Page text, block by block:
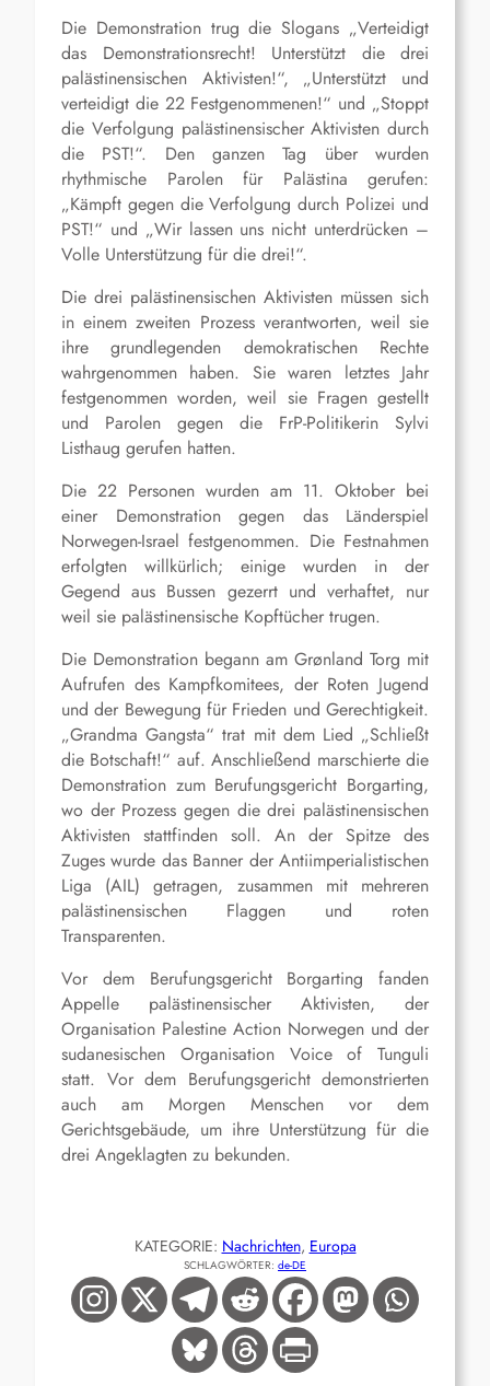
Die Demonstration trug die Slogans „Verteidigt
das Demonstrationsrecht! Unterstützt die drei
palästinensischen Aktivisten!“, „Unterstützt und
verteidigt die 22 Festgenommenen!“ und „Stoppt
die Verfolgung palästinensischer Aktivisten durch
die PST!“. Den ganzen Tag über wurden
rhythmische Parolen für Palästina gerufen:
„Kämpft gegen die Verfolgung durch Polizei und
PST!“ und „Wir lassen uns nicht unterdrücken –
Volle Unterstützung für die drei!“.
Die drei palästinensischen Aktivisten müssen sich
in einem zweiten Prozess verantworten, weil sie
ihre grundlegenden demokratischen Rechte
wahrgenommen haben. Sie waren letztes Jahr
festgenommen worden, weil sie Fragen gestellt
und Parolen gegen die FrP-Politikerin Sylvi
Listhaug gerufen hatten.
Die 22 Personen wurden am 11. Oktober bei
einer Demonstration gegen das Länderspiel
Norwegen-Israel festgenommen. Die Festnahmen
erfolgten willkürlich; einige wurden in der
Gegend aus Bussen gezerrt und verhaftet, nur
weil sie palästinensische Kopftücher trugen.
Die Demonstration begann am Grønland Torg mit
Aufrufen des Kampfkomitees, der Roten Jugend
und der Bewegung für Frieden und Gerechtigkeit.
„Grandma Gangsta“ trat mit dem Lied „Schließt
die Botschaft!“ auf. Anschließend marschierte die
Demonstration zum Berufungsgericht Borgarting,
wo der Prozess gegen die drei palästinensischen
Aktivisten stattfinden soll. An der Spitze des
Zuges wurde das Banner der Antiimperialistischen
Liga (AIL) getragen, zusammen mit mehreren
palästinensischen Flaggen und roten
Transparenten.
Vor dem Berufungsgericht Borgarting fanden
Appelle palästinensischer Aktivisten, der
Organisation Palestine Action Norwegen und der
sudanesischen Organisation Voice of Tunguli
statt. Vor dem Berufungsgericht demonstrierten
auch am Morgen Menschen vor dem
Gerichtsgebäude, um ihre Unterstützung für die
drei Angeklagten zu bekunden.
KATEGORIE: Nachrichten, Europa
SCHLAGWÖRTER: de-DE